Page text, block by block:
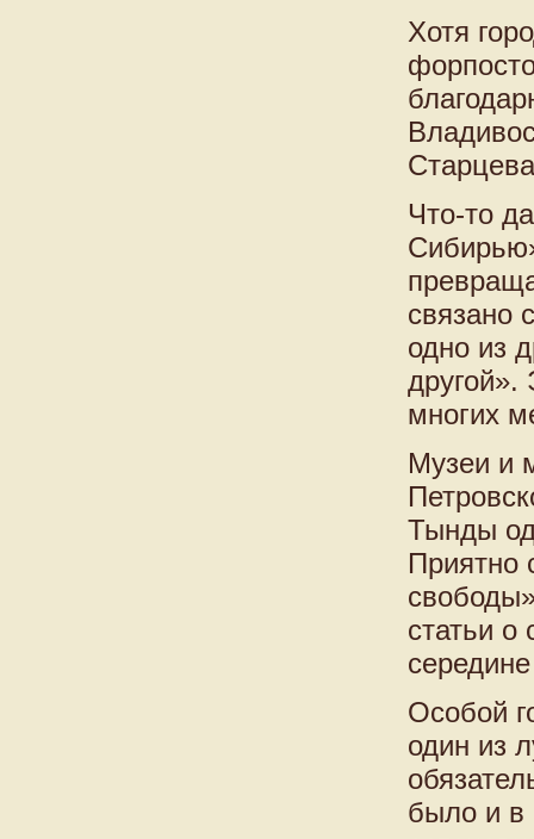
Хотя
Что-то
связано
одно из
другой».
многих
Музеи и
Тынды
Приятно
статьи о
Особой
один из
было и в